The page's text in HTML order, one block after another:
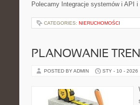
Polecamy Integracje systemów i
CATEGORIES: NIERUCHOMOŚCI
PLANOWANIE
POSTED BY ADMIN STY - 10 - 2026